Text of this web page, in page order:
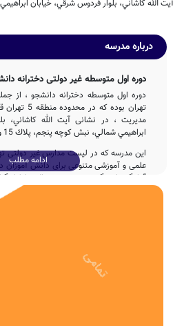
آيت الله كاشاني، بلوار فردوس شرقي، خيابان
درباره مدرسه
دوره اول متوسطه غیر دولتی دخترانه دانشجو
دوره اول متوسطه دخترانه دانشجو ، از
تهران بوده
مدیریت ، در نشانی آيت الله كاشاني،
ابراهيمي شمالي، نبش كوچه پنجم، پلاك 15 واقع شده است.
این مدرسه که در لیست مدارس غیر دولتی
علمی و آموزشی متنوعی برای دانش آموزان
آمادگی پاسخگویی مستمر به سوالات اولیاء
آموزشی و همچنین 672
ادامه مطلب